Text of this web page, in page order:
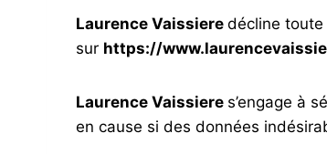
Laurence Vaissiere décline toute
sur https://
Laurence Vaissiere s’engage à
en cause si des données